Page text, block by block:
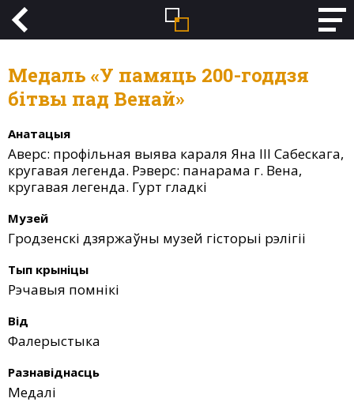
Медаль «У памяць 200-годдзя
бітвы пад Венай»
Анатацыя
Аверс: профільная выява караля Яна ІІІ Сабескага,
кругавая легенда. Рэверс: панарама г. Вена,
кругавая легенда. Гурт гладкі
Музей
Гродзенскі дзяржаўны музей гісторыі рэлігіі
Тып крыніцы
Рэчавыя помнікі
Від
Фалерыстыка
Разнавіднасць
Медалі